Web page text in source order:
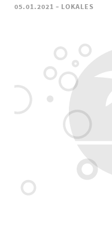
05.01.2021 - LOKALES